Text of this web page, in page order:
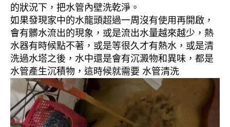
的狀況下，把水管內壁洗乾淨。
如果發現家中的水龍頭超過一周沒有使用再開啟，
會有髒水流出的現象，或是流出水量越來越少，熱
水器有時候點不著，或是等很久才有熱水，或是清
洗過水塔之後，水中還是會有沉澱物和異味，都是
水管產生沉積物，這時候就需要 水管清洗